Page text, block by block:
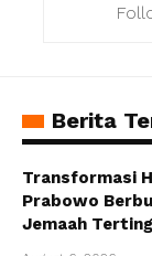
Berita
Transformasi
Prabowo
Jemaah